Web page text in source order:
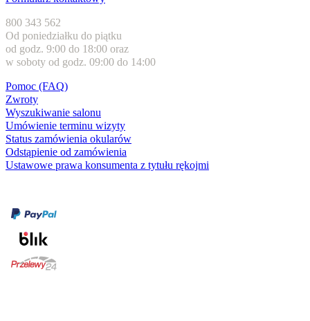
800 343 562
Od poniedziałku do piątku
od godz. 9:00 do 18:00 oraz
w soboty od godz. 09:00 do 14:00
Pomoc (FAQ)
Zwroty
Wyszukiwanie salonu
Umówienie terminu wizyty
Status zamówienia okularów
Odstąpienie od zamówienia
Ustawowe prawa konsumenta z tytułu rękojmi